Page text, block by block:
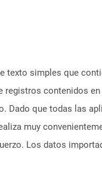
texto simples que
contenidos
Dado que todas las
muy
Los datos